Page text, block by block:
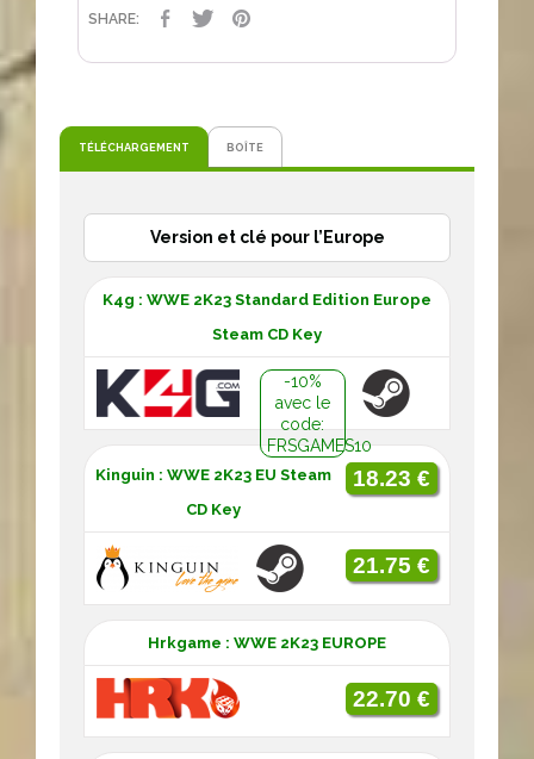
SHARE: PARTAGER
TWEET
TÉLÉCHARGEMENT BOÎTE
Version et clé pour l’Europe
K4g : WWE 2K23 Standard Edition Europe
Steam CD Key
-10%
avec le
code:
FRSGAMES10
18.23 €
Kinguin : WWE 2K23 EU Steam
CD Key
21.75 €
Hrkgame : WWE 2K23 EUROPE
22.70 €